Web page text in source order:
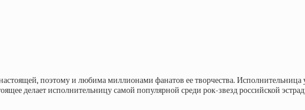
поэтому и любима миллионами фанатов ее творчества.
делает исполнительницу самой популярной среди рок-звезд российской